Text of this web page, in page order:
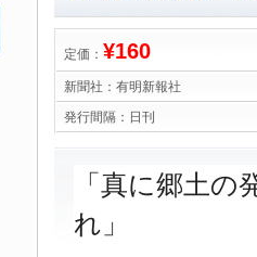
定価： ¥160
新聞社： 有明新報社
発行間隔： 日刊
「真に郷土の
れ」